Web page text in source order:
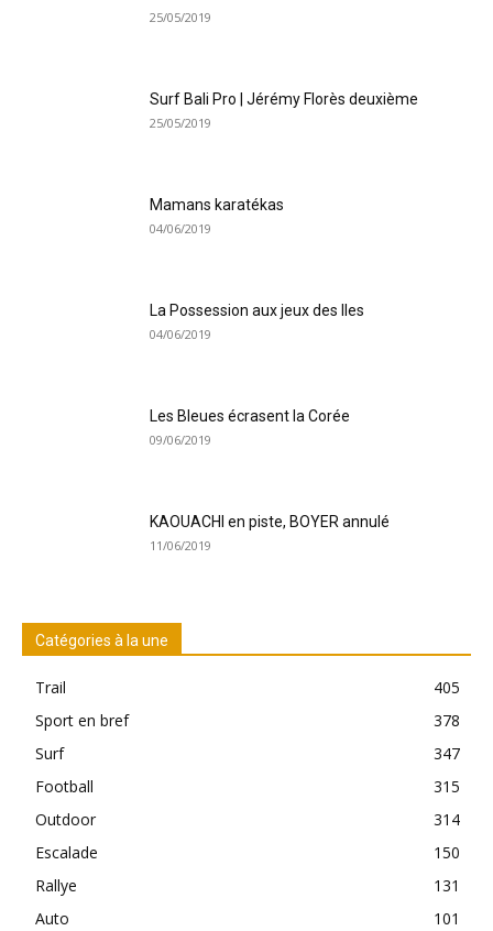
25/05/2019
Surf Bali Pro | Jérémy Florès deuxième
25/05/2019
Mamans karatékas
04/06/2019
La Possession aux jeux des Iles
04/06/2019
Les Bleues écrasent la Corée
09/06/2019
KAOUACHI en piste, BOYER annulé
11/06/2019
Catégories à la une
Trail
405
Sport en bref
378
Surf
347
Football
315
Outdoor
314
Escalade
150
Rallye
131
Auto
101